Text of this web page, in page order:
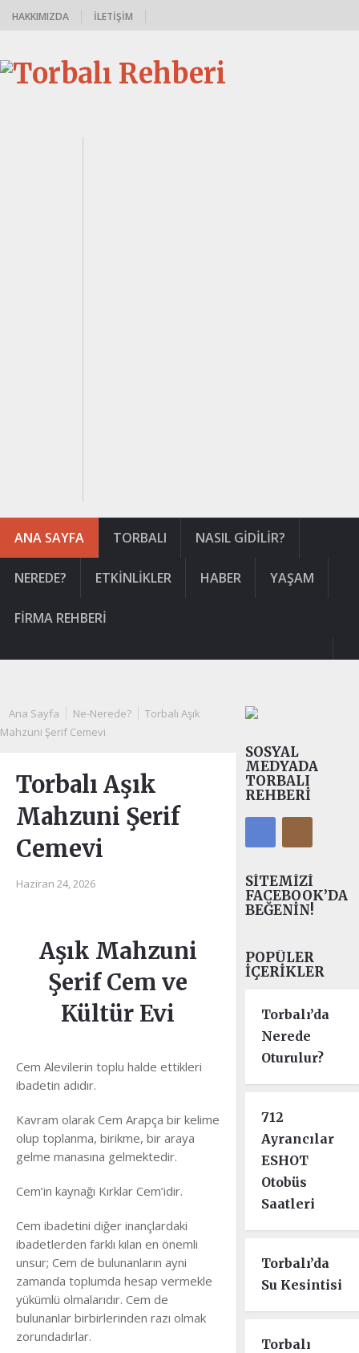
HAKKIMIZDA İLETIŞIM
ANA SAYFA TORBALI NASIL GIDILIR?
NEREDE? ETKINLIKLER HABER YAŞAM
FIRMA REHBERI
Ana Sayfa Ne-Nerede?
Torbalı Aşık
Mahzuni Şerif Cemevi
Torbalı Aşık
Mahzuni Şerif
Cemevi
Haziran 24, 2026
Aşık Mahzuni
Şerif Cem ve
Kültür Evi
Cem Alevilerin toplu halde ettikleri
ibadetin adıdır.
Kavram olarak Cem Arapça bir kelime
olup toplanma, birikme, bir araya
gelme manasına gelmektedir.
Cem’in kaynağı Kırklar Cem’idir.
Cem ibadetini diğer inançlardaki
ibadetlerden farklı kılan en önemli
unsur; Cem de bulunanların ayni
zamanda toplumda hesap vermekle
yükümlü olmalarıdır. Cem de
bulunanlar birbirlerinden razı olmak
zorundadırlar.
SOSYAL
MEDYADA
TORBALI
REHBERI
SITEMIZI
FACEBOOK’DA
BEĞENIN!
POPÜLER
İÇERIKLER
Torbalı’da
Nerede
Oturulur?
712
Ayrancılar
ESHOT
Otobüs
Saatleri
Torbalı’da
Su Kesintisi
Torbalı